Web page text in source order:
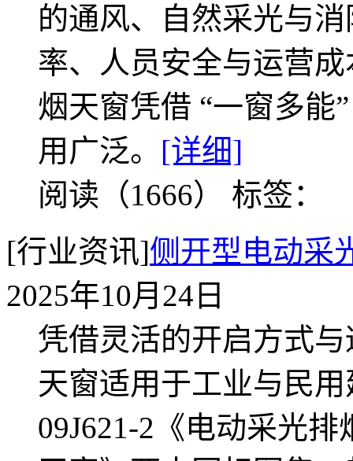
的通风、自然采光与
率、人员安全与运营
烟天窗凭借 “一窗多能
用广泛。 [详细]
阅读（1666） 标签：
[行业资讯]侧开型电动采
2025年10月24日
凭借灵活的开启方式
天窗适用于工业与民
09J621-2《电动采光